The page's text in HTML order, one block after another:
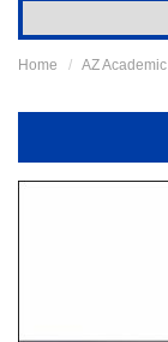
Home AZ Academic